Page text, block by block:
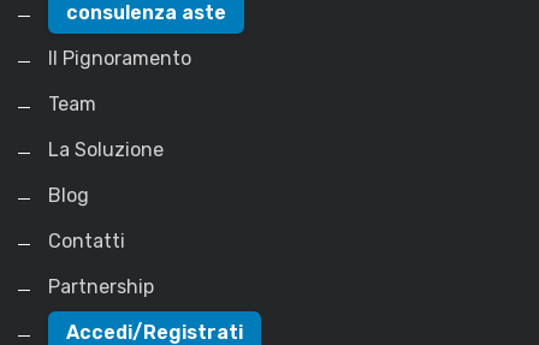
consulenza aste
Il Pignoramento
Team
La Soluzione
Blog
Contatti
Partnership
Accedi/Registrati